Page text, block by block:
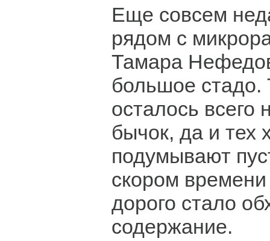
Еще совсем
рядом с
Тамара
большое стадо.
осталось всего
бычок, да и тех
подумывают
скором
дорого стало
содержание.